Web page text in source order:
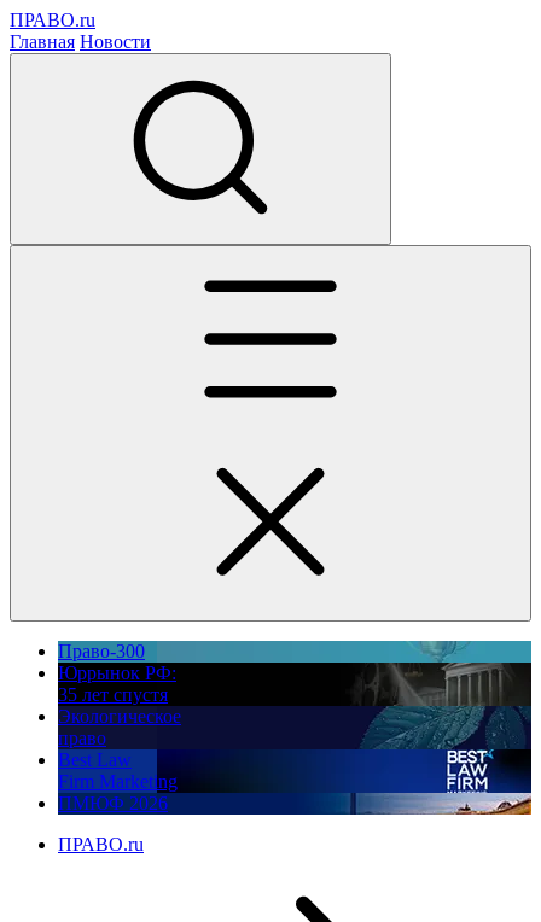
ПРАВО.ru
Главная Новости
Право-300
Юррынок РФ:
35 лет спустя
Экологическое
право
Best Law
Firm Marketing
ПМЮФ 2026
ПРАВО.ru